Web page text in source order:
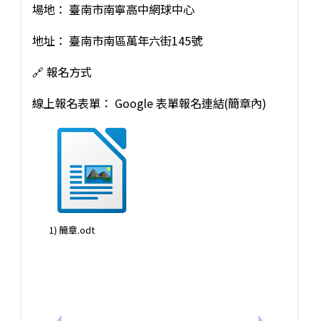
場地： 臺南市南寧高中網球中心
地址： 臺南市南區萬年六街145號
🔗 報名方式
線上報名表單： Google 表單報名連結(簡章內)
1) 簡章.odt